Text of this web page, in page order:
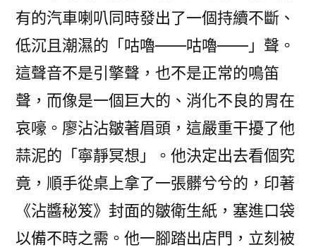
有的汽車喇叭同時發出了一個持續不斷、
低沉且潮濕的「咕嚕——咕嚕——」聲。
這聲音不是引擎聲，也不是正常的鳴笛
聲，而像是一個巨大的、消化不良的胃在
哀嚎。廖沾沾皺著眉頭，這嚴重干擾了他
蒜泥的「寧靜冥想」。他決定出去看個究
竟，順手從桌上拿了一張髒兮兮的，印著
《沾醬秘笈》封面的皺衛生紙，塞進口袋
以備不時之需。他一腳踏出店門，立刻被